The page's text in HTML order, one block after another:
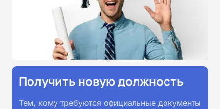
Получить новую должность
Тем, кому требуются официальные документы